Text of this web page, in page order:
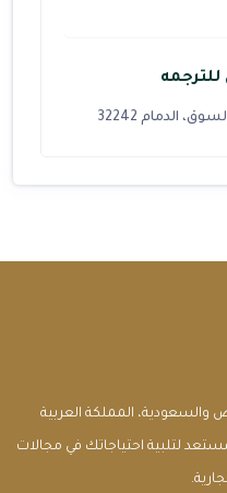
والسعودية، المملكة العربية
لتلبية احتياجاتك في مجالات